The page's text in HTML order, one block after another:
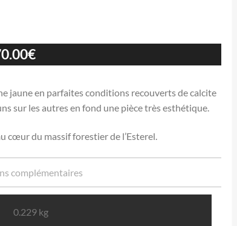
€
jaune en parfaites conditions recouverts de calcite
sur les autres en fond une pièce très esthétique.
cœur du massif forestier de l’Esterel.
complémentaires
0.229 kg